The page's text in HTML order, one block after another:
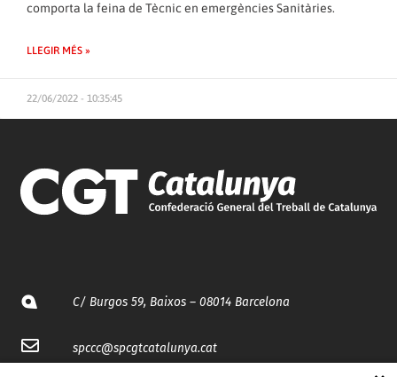
comporta la feina de Tècnic en emergències Sanitàries.
LLEGIR MÉS »
22/06/2022 - 10:35:45
C/ Burgos 59, Baixos – 08014 Barcelona
spccc@spcgtcatalunya.cat